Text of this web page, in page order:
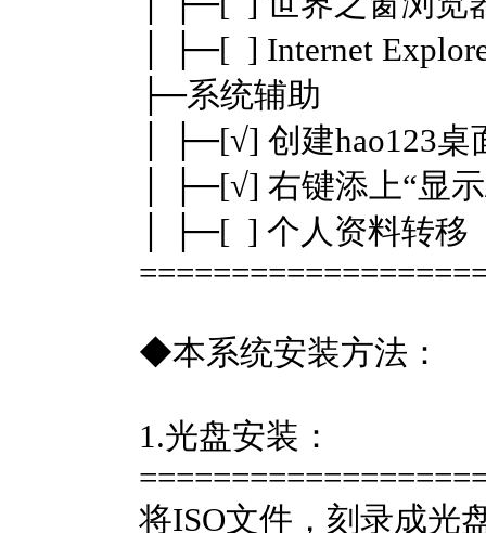
│ ├─[ ] Internet
├─系统辅助
│ ├─[√] 创建hao123桌
│ ├─[√] 右键添上“显
│ ├─[ ] 个人资料转移
◆本系统安装方法：
1.光盘安装：
将ISO文件，刻录成光